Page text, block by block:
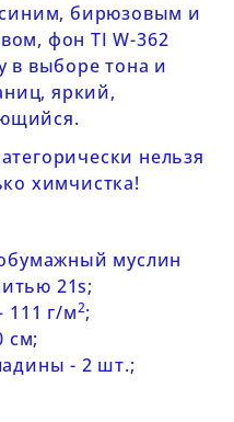
синим, бирюзовым и
фон TIW-362
в выборе тона и
яркий,
нельзя
химчистка!
муслин
21s;
111 г/м2;
cм;
- 2 шт.;